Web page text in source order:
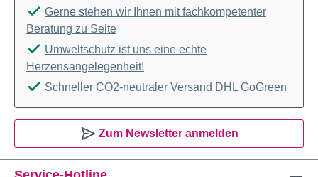
Gerne stehen wir Ihnen mit fachkompetenter
Beratung zu Seite
Umweltschutz ist uns eine echte
Herzensangelegenheit!
Schneller CO2-neutraler Versand DHL GoGreen
Zum Newsletter anmelden